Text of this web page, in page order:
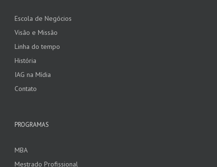
Escola de Negócios
Visão e Missão
Linha do tempo
História
IAG na Mídia
Contato
PROGRAMAS
MBA
Mestrado Profissional